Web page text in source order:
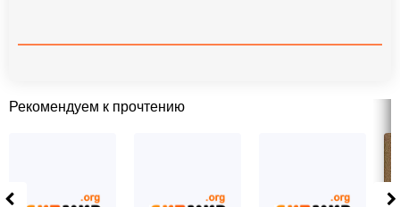
Рекомендуем к прочтению